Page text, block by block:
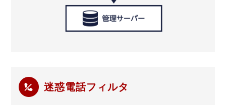
迷惑電話フィルタ